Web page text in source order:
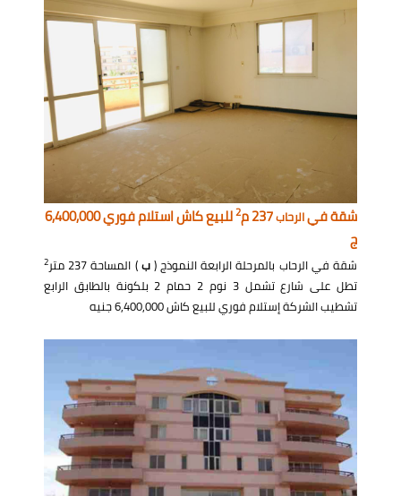
شقة فيالرحاب 2
للبيع كاش استلام فوري 6,400,000
ج
شقة في الرحاب بالمرحلة الرابعة النموذج (ب) المساحة 237 متر 2
تطل على شارع تشمل 3 نوم 2 حمام 2 بلكونة بالطابق الرابع
تشطيب الشركة إستلام فوري للبيع كاش 6,400,000 جنيه